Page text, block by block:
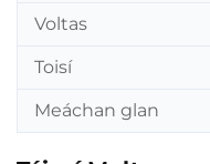
Voltas
Toisí
Meáchan glan